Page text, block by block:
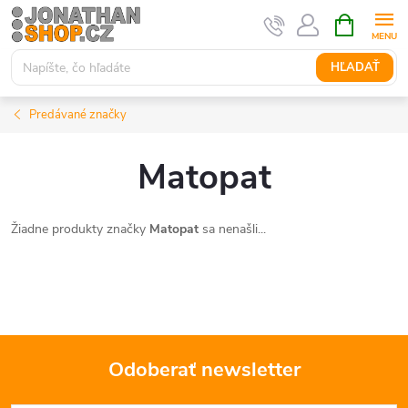
Prejsť
na
obsah
HĽADAŤ
KOŠÍK
Predávané značky
Matopat
Žiadne produkty značky Matopat sa nenašli...
Odoberať newsletter